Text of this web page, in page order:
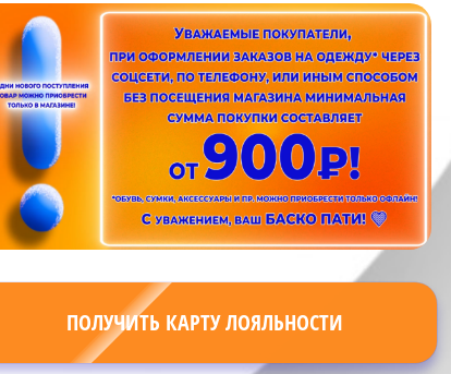
ПОЛУЧИТЬ КАРТУ ЛОЯЛЬНОСТИ